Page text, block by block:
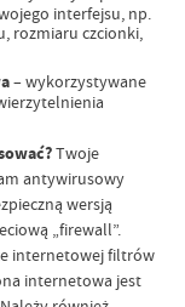
interfejsu, np.
rozmiaru czcionki,
– wykorzystywane
Twoje
antywirusowy
wersją
„firewall”.
internetowej filtrów
internetowa jest